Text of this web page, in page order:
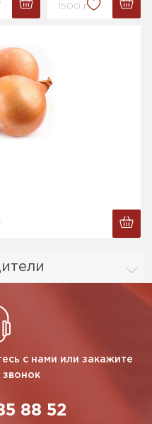
1500 г.
с нами или закажите
звонок
88 52